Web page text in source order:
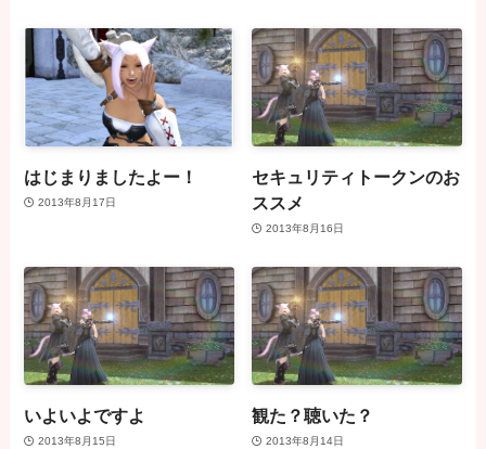
はじまりましたよー！
2013年8月17日
セキュリティトークンのお
ススメ
2013年8月16日
いよいよですよ
2013年8月15日
観た？聴いた？
2013年8月14日